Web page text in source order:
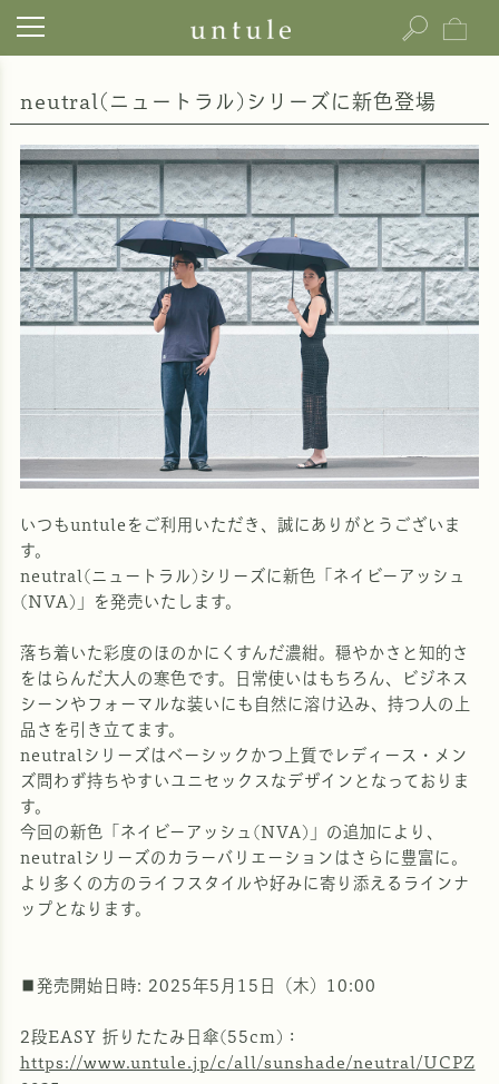
neutral(ニュートラル)シリーズに新色登場
いつもuntuleをご利用いただき、誠にありがとうございま
す。
neutral(ニュートラル)シリーズに新色「ネイビーアッシュ
(NVA)」を発売いたします。
落ち着いた彩度のほのかにくすんだ濃紺。穏やかさと知的さ
をはらんだ大人の寒色です。日常使いはもちろん、ビジネス
シーンやフォーマルな装いにも自然に溶け込み、持つ人の上
品さを引き立てます。
neutralシリーズはベーシックかつ上質でレディース・メン
ズ問わず持ちやすいユニセックスなデザインとなっておりま
す。
今回の新色「ネイビーアッシュ(NVA)」の追加により、
neutralシリーズのカラーバリエーションはさらに豊富に。
より多くの方のライフスタイルや好みに寄り添えるラインナ
ップとなります。
■発売開始日時: 2025年5月15日（木）10:00
2段EASY 折りたたみ日傘(55cm)：
https://www.untule.jp/c/all/sunshade/neutral/UCPZ